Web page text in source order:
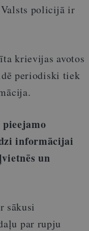
Valsts policijā ir
krievijas avotos
periodiski tiek
informācijai
un
sākusi
par rupju